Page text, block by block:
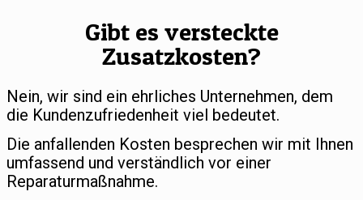
Gibt es versteckte
Zusatzkosten?
Nein, wir sind ein ehrliches Unternehmen, dem
die Kundenzufriedenheit viel bedeutet.
Die anfallenden Kosten besprechen wir mit Ihnen
umfassend und verständlich vor einer
Reparaturmaßnahme.